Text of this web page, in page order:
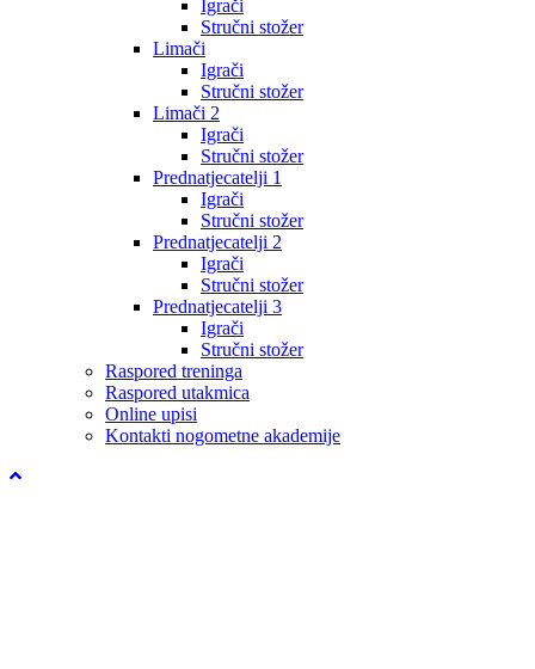
Igrači
Stručni stožer
Limači
Igrači
Stručni stožer
Limači 2
Igrači
Stručni stožer
Prednatjecatelji 1
Igrači
Stručni stožer
Prednatjecatelji 2
Igrači
Stručni stožer
Prednatjecatelji 3
Igrači
Stručni stožer
Raspored treninga
Raspored utakmica
Online upisi
Kontakti nogometne akademije